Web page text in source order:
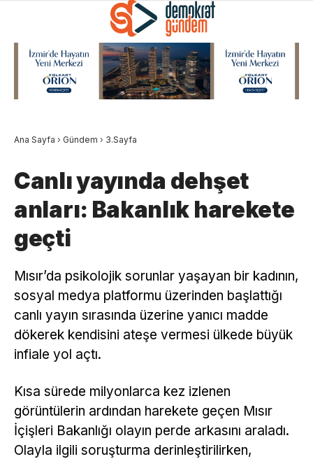
Ana Sayfa › Gündem › 3.Sayfa
Canlı yayında dehşet
anları: Bakanlık harekete
geçti
Mısır’da psikolojik sorunlar yaşayan bir kadının,
sosyal medya platformu üzerinden başlattığı
canlı yayın sırasında üzerine yanıcı madde
dökerek kendisini ateşe vermesi ülkede büyük
infiale yol açtı.
Kısa sürede milyonlarca kez izlenen
görüntülerin ardından harekete geçen Mısır
İçişleri Bakanlığı olayın perde arkasını araladı.
Olayla ilgili soruşturma derinleştirilirken,